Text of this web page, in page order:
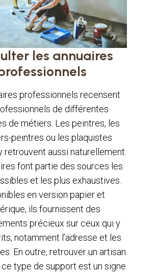
les annuaires
professionnels recensent
de différentes
de métiers. Les peintres, les
peintres ou les plaquistes
retrouvent aussi naturellement.
font partie des sources les
et les plus exhaustives.
en version papier et
ils fournissent des
précieux sur ceux qui y
notamment l’adresse et les
En outre, retrouver un artisan
type de support est un signe